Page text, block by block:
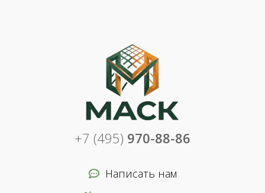
+7 (495) 970-88-86
Написать нам